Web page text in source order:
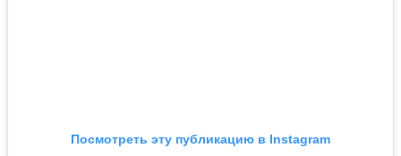
Посмотреть эту публикацию в Instagram